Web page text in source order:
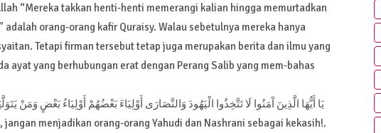
“Mereka takkan henti-henti memerangi kalian hingga memurtadkan
orang-orang kafir Quraisy. Walau sebetulnya mereka hanya
Tetapi firman tersebut tetap juga merupakan berita dan ilmu yang
ayat yang berhubungan erat dengan Perang Salib yang mem-bahas
يَا أَيُّهَا الَّذِينَ آَمَنُوا لَا تَتَّخِذُوا الْيَهُودَ وَالنَّصَارَى أَوْلِيَاءَ بَعْضُهُمْ أَوْلِيَاءُ بَعْضٍ وَمَنْ
menjadikan orang-orang Yahudi dan Nashrani sebagai kekasih!.